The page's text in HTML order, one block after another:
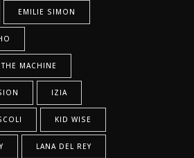
EMILIE SIMON
MACHINE
IZIA
KID WISE
LANA DEL REY